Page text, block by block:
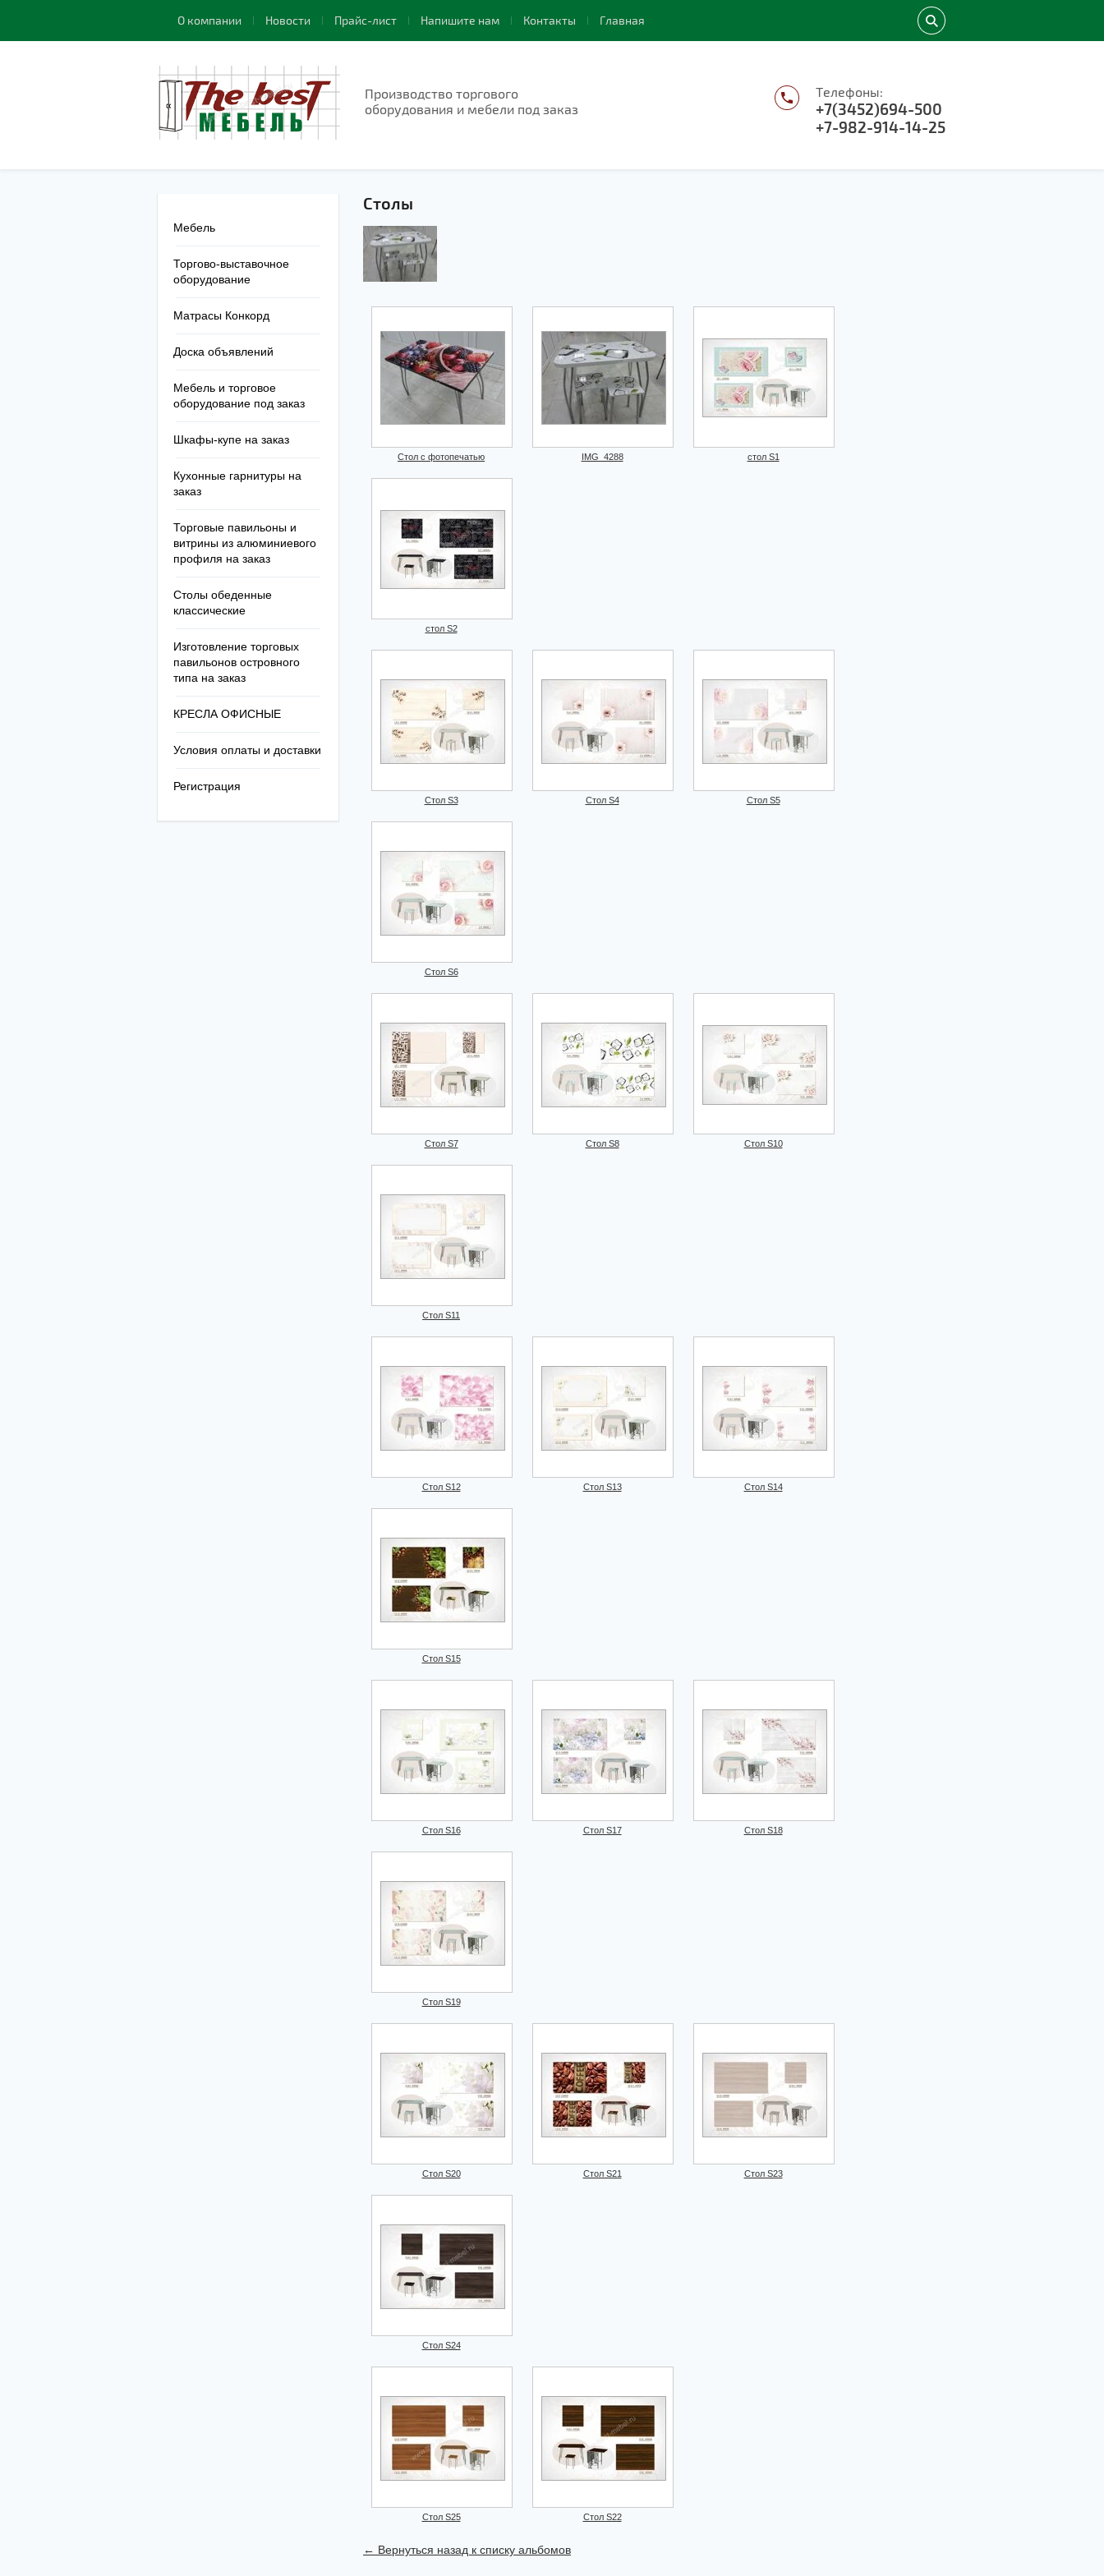
О компании Новости Прайс-лист Напишите нам Контакты Главная
Производство торгового
оборудования и мебели под заказ
Телефоны:
+7(3452)694-500
+7-982-914-14-25
Мебель
Торгово-выставочное
оборудование
Матрасы Конкорд
Доска объявлений
Мебель и торговое
оборудование под заказ
Шкафы-купе на заказ
Кухонные гарнитуры на
заказ
Торговые павильоны и
витрины из алюминиевого
профиля на заказ
Столы обеденные
классические
Изготовление торговых
павильонов островного
типа на заказ
КРЕСЛА ОФИСНЫЕ
Условия оплаты и доставки
Регистрация
Столы
Стол с фотопечатью IMG_4288 стол S1
стол S2
Стол S3 Стол S4 Стол S5
Стол S6
Стол S7 Стол S8 Стол S10
Стол S11
Стол S12 Стол S13 Стол S14
Стол S15
Стол S16 Стол S17 Стол S18
Стол S19
Стол S20 Стол S21 Стол S23
Стол S24
Стол S25 Стол S22
← Вернуться назад к списку альбомов